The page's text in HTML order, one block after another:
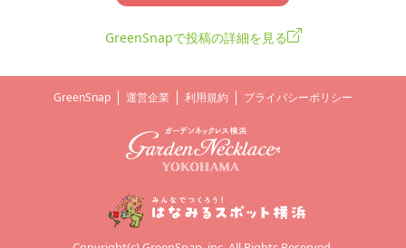
GreenSnapで投稿の詳細を見る
GreenSnap 運営企業 利用規約 プライバシーポリシー